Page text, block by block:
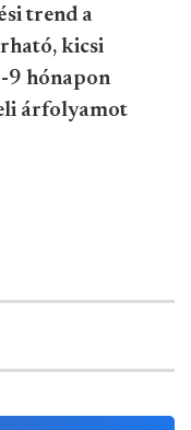
trend a
kicsi
9 hónapon
árfolyamot